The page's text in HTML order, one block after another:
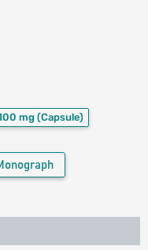
mg(Capsule)